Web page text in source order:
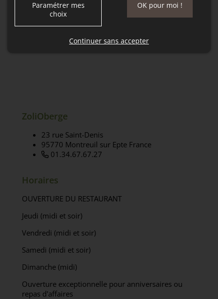
ZoliOberge
23 rue Saint-Denis
95770 Montreuil sur Epte France
01.34.67.67.27
Horaires
OUVERTURE DU RESTAURANT
Jeudi (midi et soir)
Vendredi (midi et soir)
Samedi (midi et soir)
Dimanche (midi)
Ouverture exceptionnelle pour anniversaires ou
repas d'affaires
Paramétrer mes
choix
OK pour moi !
Continuer sans accepter